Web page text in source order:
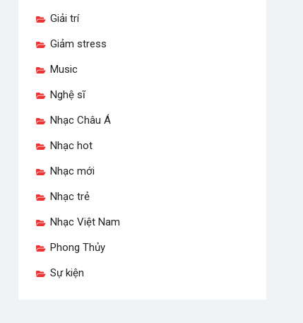
Giải trí
Giảm stress
Music
Nghệ sĩ
Nhạc Châu Á
Nhạc hot
Nhạc mới
Nhạc trẻ
Nhạc Việt Nam
Phong Thủy
Sự kiện